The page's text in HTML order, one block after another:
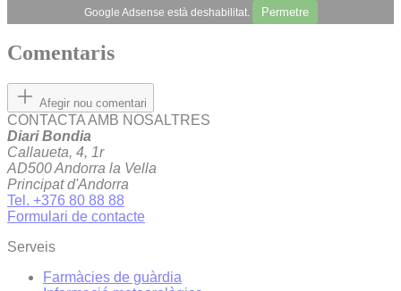
Google Adsense està deshabilitat. Permetre
Comentaris
Afegir nou comentari
CONTACTA AMB NOSALTRES
Diari Bondia
Callaueta, 4, 1r
AD500 Andorra la Vella
Principat d'Andorra
Tel. +376 80 88 88
Formulari de contacte
Serveis
Farmàcies de guàrdia